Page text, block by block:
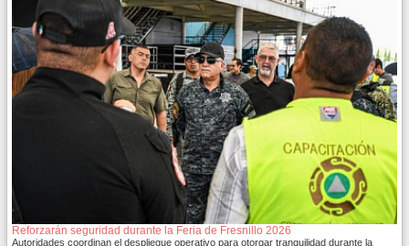
Reforzarán seguridad durante la Feria de Fresnillo 2026
Autoridades coordinan el despliegue operativo para otorgar tranquilidad durante la